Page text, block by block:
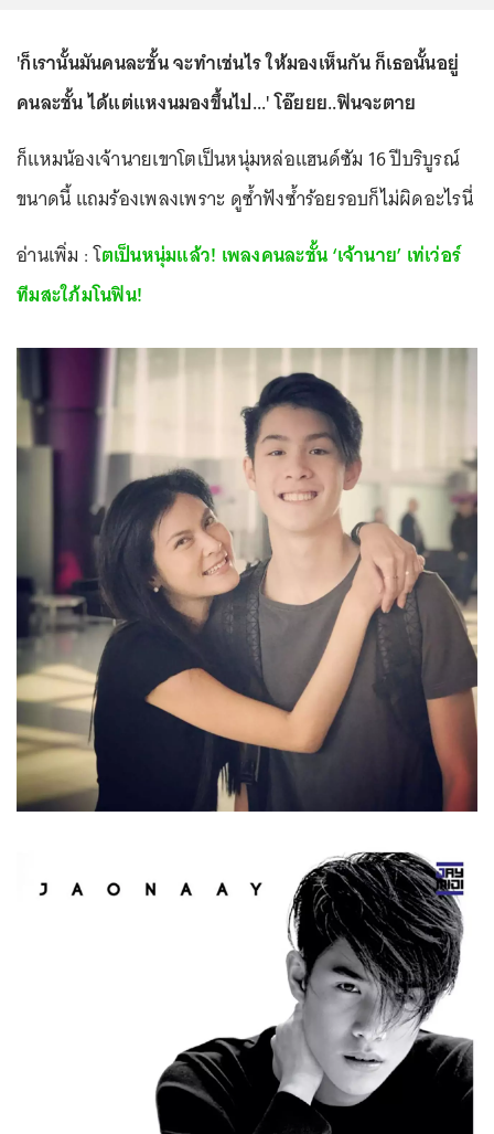
'ก็เรานั้นมันคนละชั้น จะทำเช่นไร ให้มองเห็นกัน ก็เธอนั้นอยู่
คนละชั้น ได้แต่แหงนมองขึ้นไป...' โอ๊ยยย..ฟินจะตาย
ก็แหมน้องเจ้านายเขาโตเป็นหนุ่มหล่อแฮนด์ซัม 16 ปีบริบูรณ์
ขนาดนี้ แถมร้องเพลงเพราะ ดูซ้ำฟังซ้ำร้อยรอบก็ไม่ผิดอะไรนี่
อ่านเพิ่ม : โตเป็นหนุ่มแล้ว! เพลงคนละชั้น ‘เจ้านาย’ เท่เว่อร์
ทีมสะใภ้มโนฟิน!